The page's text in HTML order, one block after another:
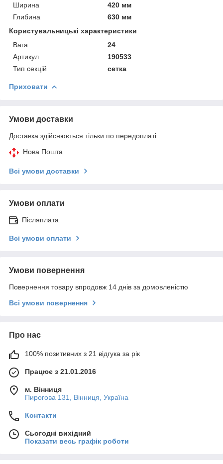
Ширина
420 мм
Глибина
630 мм
Користувальницькі характеристики
Вага
24
Артикул
190533
Тип секцій
сетка
Приховати
Умови доставки
Доставка здійснюється тільки по передоплаті.
Нова Пошта
Всі умови доставки
Умови оплати
Післяплата
Всі умови оплати
Умови повернення
Повернення товару впродовж 14 днів за домовленістю
Всі умови повернення
Про нас
100% позитивних з 21 відгука за рік
Працює з 21.01.2016
м. Вінниця
Пирогова 131, Вінниця, Україна
Контакти
Сьогодні вихідний
Показати весь графік роботи